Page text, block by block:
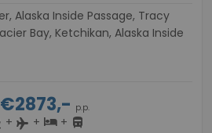
Bay, Ketchikan, Alaska Inside
€2873,- p.p.
+ flight + hotel+ directions_bus